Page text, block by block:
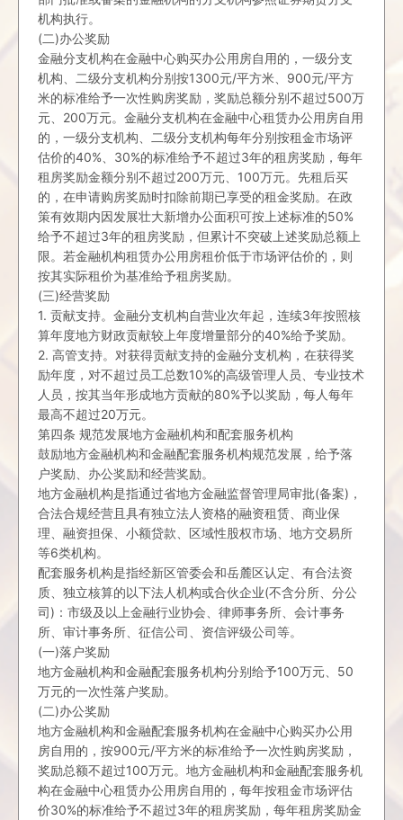
机构执行。
(二)办公奖励
金融分支机构在金融中心购买办公用房自用的，一级分支
机构、二级分支机构分别按1300元/平方米、900元/平方
米的标准给予一次性购房奖励，奖励总额分别不超过500万
元、200万元。金融分支机构在金融中心租赁办公用房自用
的，一级分支机构、二级分支机构每年分别按租金市场评
估价的40%、30%的标准给予不超过3年的租房奖励，每年
租房奖励金额分别不超过200万元、100万元。先租后买
的，在申请购房奖励时扣除前期已享受的租金奖励。在政
策有效期内因发展壮大新增办公面积可按上述标准的50%
给予不超过3年的租房奖励，但累计不突破上述奖励总额上
限。若金融机构租赁办公用房租价低于市场评估价的，则
按其实际租价为基准给予租房奖励。
(三)经营奖励
1. 贡献支持。金融分支机构自营业次年起，连续3年按照核
算年度地方财政贡献较上年度增量部分的40%给予奖励。
2. 高管支持。对获得贡献支持的金融分支机构，在获得奖
励年度，对不超过员工总数10%的高级管理人员、专业技术
人员，按其当年形成地方贡献的80%予以奖励，每人每年
最高不超过20万元。
第四条 规范发展地方金融机构和配套服务机构
鼓励地方金融机构和金融配套服务机构规范发展，给予落
户奖励、办公奖励和经营奖励。
地方金融机构是指通过省地方金融监督管理局审批(备案)，
合法合规经营且具有独立法人资格的融资租赁、商业保
理、融资担保、小额贷款、区域性股权市场、地方交易所
等6类机构。
配套服务机构是指经新区管委会和岳麓区认定、有合法资
质、独立核算的以下法人机构或合伙企业(不含分所、分公
司)：市级及以上金融行业协会、律师事务所、会计事务
所、审计事务所、征信公司、资信评级公司等。
(一)落户奖励
地方金融机构和金融配套服务机构分别给予100万元、50
万元的一次性落户奖励。
(二)办公奖励
地方金融机构和金融配套服务机构在金融中心购买办公用
房自用的，按900元/平方米的标准给予一次性购房奖励，
奖励总额不超过100万元。地方金融机构和金融配套服务机
构在金融中心租赁办公用房自用的，每年按租金市场评估
价30%的标准给予不超过3年的租房奖励，每年租房奖励金